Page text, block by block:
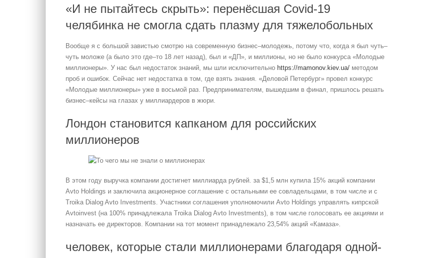
«И не пытайтесь скрыть»: перенёсшая Covid-19
челябинка не смогла сдать плазму для тяжелобольных
Вообще я с большой завистью смотрю на современную бизнес–молодежь, потому что, когда я был чуть–
чуть моложе (а было это где–то 18 лет назад), был и «ДП», и миллионы, но не было конкурса «Молодые
миллионеры». У нас был недостаток знаний, мы шли исключительно https://mamonov.kiev.ua/ методом
проб и ошибок. Сейчас нет недостатка в том, где взять знания. «Деловой Петербург» провел конкурс
«Молодые миллионеры» уже в восьмой раз. Предпринимателям, вышедшим в финал, пришлось решать
бизнес–кейсы на глазах у миллиардеров в жюри.
Лондон становится капканом для российских
миллионеров
В этом году выручка компании достигнет миллиарда рублей. за $1,5 млн купила 15% акций компании
Avto Holdings и заключила акционерное соглашение с остальными ее совладельцами, в том числе и с
Troika Dialog Avto Investments. Участники соглашения уполномочили Avto Holdings управлять кипрской
Avtoinvest (на 100% принадлежала Troika Dialog Avto Investments), в том числе голосовать ее акциями и
назначать ее директоров. Компании на тот момент принадлежало 23,54% акций «Камаза».
человек, которые стали миллионерами благодаря одной-